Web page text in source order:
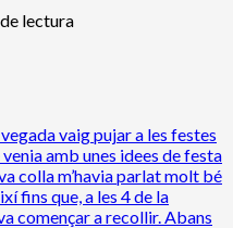
lectura
vaig pujar a les festes
amb unes idees de festa
colla m’havia parlat molt bé
fins que, a les 4 de la
començar a recollir. Abans